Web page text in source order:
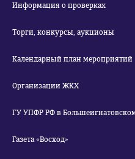
Информация о проверках
Торги, конкурсы, аукционы
Календарный план мероприятий
Организации ЖКХ
ГУ УПФР РФ в
Газета «Восход»